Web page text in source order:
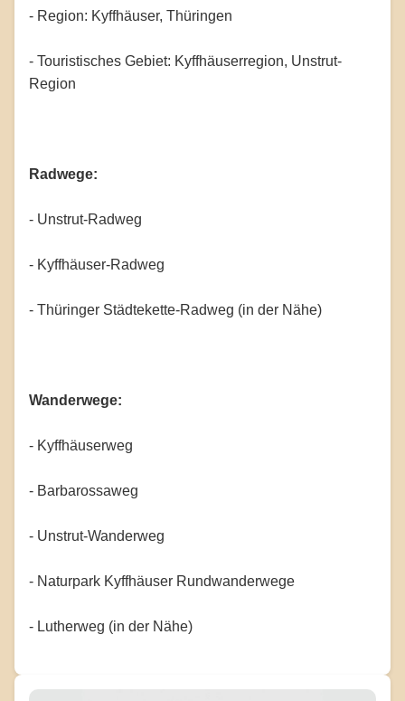
- Region: Kyffhäuser, Thüringen
- Touristisches Gebiet: Kyffhäuserregion, Unstrut-
Region
Radwege:
- Unstrut-Radweg
- Kyffhäuser-Radweg
- Thüringer Städtekette-Radweg (in der Nähe)
Wanderwege:
- Kyffhäuserweg
- Barbarossaweg
- Unstrut-Wanderweg
- Naturpark Kyffhäuser Rundwanderwege
- Lutherweg (in der Nähe)